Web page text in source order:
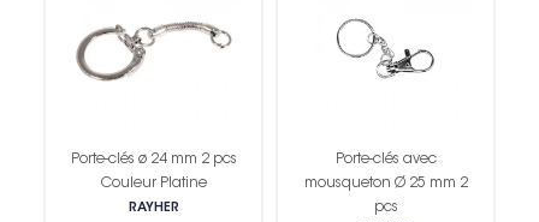
Porte-clés ø 24 mm 2 pcs
Couleur Platine
RAYHER
Porte-clés avec
mousqueton Ø 25 mm 2
pcs